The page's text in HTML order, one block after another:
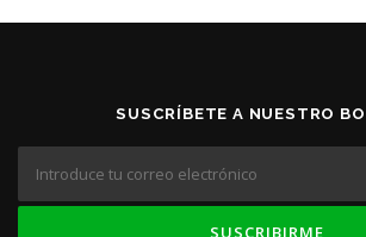
SUSCRÍBETE A NUESTRO